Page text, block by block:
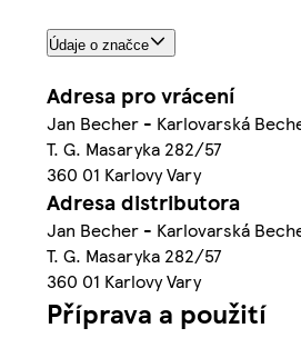
Údaje o značce
Adresa pro vrácení
Jan Becher - Karlovarská
T. G. Masaryka 282/57
360 01 Karlovy Vary
Adresa distributora
Jan Becher - Karlovarská
T. G. Masaryka 282/57
360 01 Karlovy Vary
Příprava a použití